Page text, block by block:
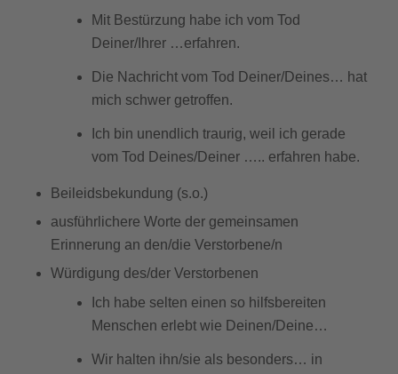
Mit Bestürzung habe ich vom Tod
Deiner/Ihrer …erfahren.
Die Nachricht vom Tod Deiner/Deines… hat
mich schwer getroffen.
Ich bin unendlich traurig, weil ich gerade
vom Tod Deines/Deiner ….. erfahren habe.
Beileidsbekundung (s.o.)
ausführlichere Worte der gemeinsamen
Erinnerung an den/die Verstorbene/n
Würdigung des/der Verstorbenen
Ich habe selten einen so hilfsbereiten
Menschen erlebt wie Deinen/Deine…
Wir halten ihn/sie als besonders… in